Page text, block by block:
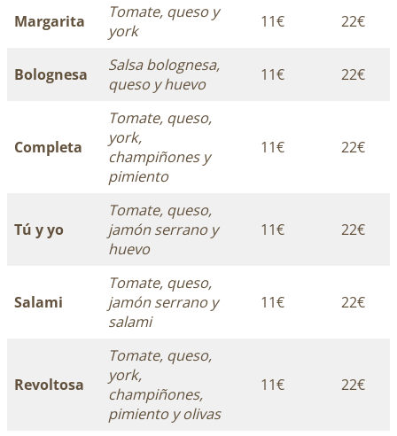
Margarita
Tomate, queso y
york
11€ 22€
Bolognesa
Salsa bolognesa,
queso y huevo
11€ 22€
Completa
Tomate, queso,
york,
champiñones y
pimiento
11€ 22€
Tú y yo
Tomate, queso,
jamón serrano y
huevo
11€ 22€
Salami
Tomate, queso,
jamón serrano y
salami
11€ 22€
Revoltosa
Tomate, queso,
york,
champiñones,
pimiento y olivas
11€ 22€